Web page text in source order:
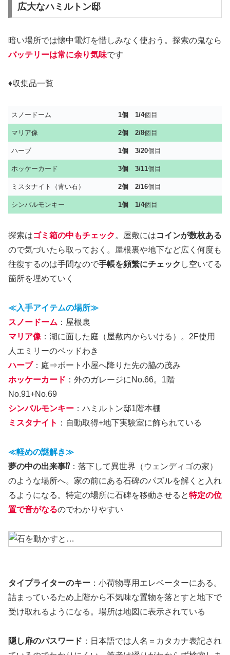
広大なハミルトン邸
暗い場所では懐中電灯を惜しみなく使おう。探索の鬼なら
バッテリーは常に余り気味です
♦収集品一覧
スノードーム 1個 1/4個目
マリア像 2個 2/8個目
ハーブ 1個 3/20個目
ホッケーカード 3個 3/11個目
ミスタナイト（青い石） 2個 2/16個目
シンバルモンキー 1個 1/4個目
探索はゴミ箱の中もチェック 。屋敷にはコインが数枚ある
ので気づいたら取っておく。屋根裏や地下など広く何度も
往復するのは手間なので手帳を頻繁にチェック し空いてる
箇所を埋めていく
≪入手アイテムの場所≫
スノードーム ：屋根裏
マリア像 ：湖に面した庭（屋敷内からいける）。2F使用
人エミリーのベッドわき
ハーブ：庭⇒ボート小屋へ降りた先の脇の茂み
ホッケーカード ：外のガレージにNo.66。1階
No.91+No.69
シンバルモンキー ：ハミルトン邸1階本棚
ミスタナイト ：自動取得+地下実験室に飾られている
≪軽めの謎解き≫
夢の中の出来事⁉ ：落下して異世界（ウェンディゴの家）
のような場所へ。家の前にある石碑のパズルを解くと入れ
るようになる。特定の場所に石碑を移動させると特定の位
置で音がなるのでわかりやすい
タイプライターのキー ：小荷物専用エレベーターにある。
詰まっているため上階から不気味な置物を落とすと地下で
受け取れるようになる。場所は地図に表示されている
隠し扉のパスワード ：日本語では人名＝カタカナ表記され